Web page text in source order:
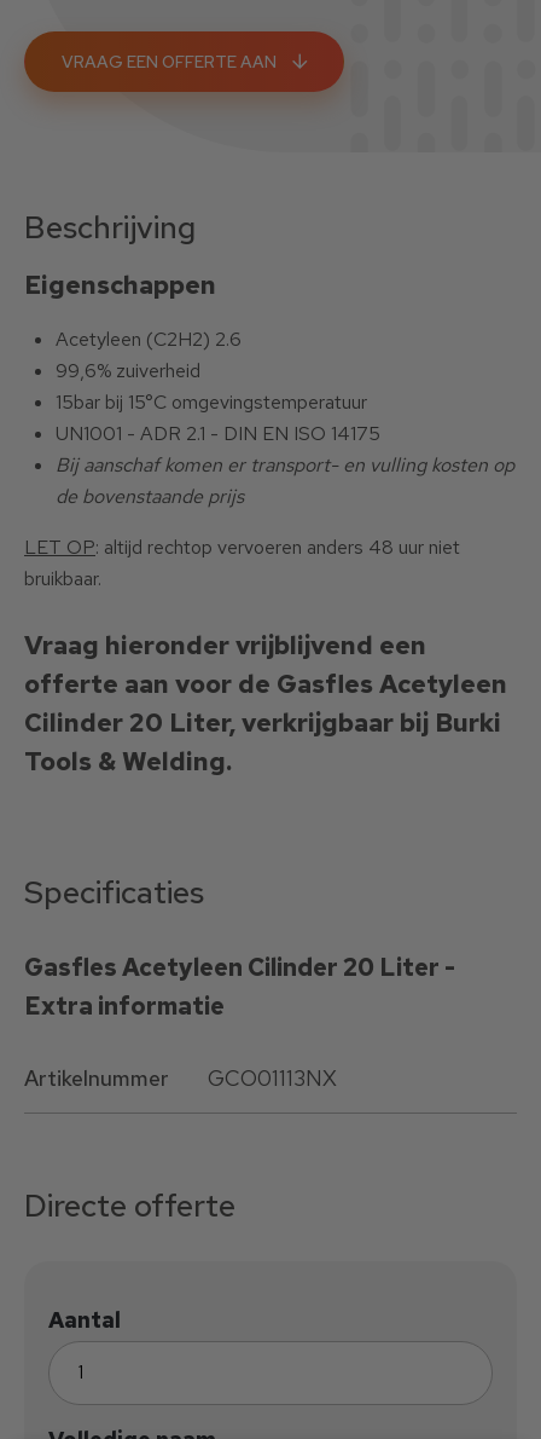
VRAAG EEN OFFERTE AAN
Beschrijving
Eigenschappen
Acetyleen (C2H2) 2.6
99,6% zuiverheid
15bar bij 15°C omgevingstemperatuur
UN1001 - ADR 2.1 - DIN EN ISO 14175
Bij aanschaf komen er transport- en vulling kosten op
de bovenstaande prijs
LET OP: altijd rechtop vervoeren anders 48 uur niet
bruikbaar.
Vraag hieronder vrijblijvend een
offerte aan voor de Gasfles Acetyleen
Cilinder 20 Liter, verkrijgbaar bij Burki
Tools & Welding.
Specificaties
Gasfles Acetyleen Cilinder 20 Liter -
Extra informatie
Artikelnummer GCO01113NX
Directe offerte
Aantal